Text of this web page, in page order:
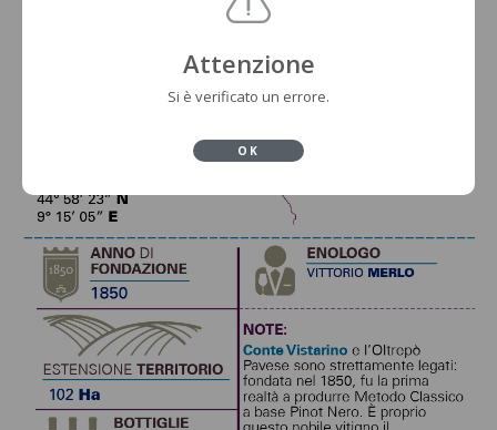
Attenzione
Si è verificato un errore.
OK